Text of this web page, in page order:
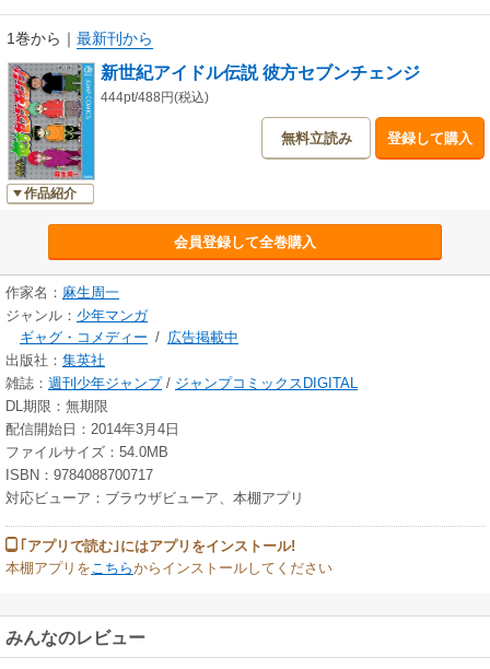
1巻から ｜ 最新刊から
作品紹介
新世紀アイドル伝説 彼方セブンチェンジ
444pt/488円(税込)
無料立読み 登録して購入
会員登録して全巻購入
作家名： 麻生周一
ジャンル： 少年マンガ
ギャグ・コメディー / 広告掲載中
出版社： 集英社
雑誌： 週刊少年ジャンプ/ ジャンプコミックスDIGITAL
DL期限：無期限
配信開始日：2014年3月4日
ファイルサイズ：54.0MB
ISBN：9784088700717
対応ビューア：ブラウザビューア、本棚アプリ
｢アプリで読む｣にはアプリをインストール!
本棚アプリを こちらからインストールしてください
みんなのレビュー